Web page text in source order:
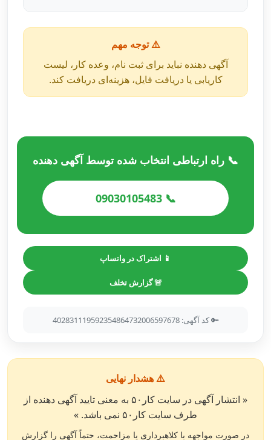
⚠️ توجه مهم
آگهی دهنده نباید برای ثبت نام، وعده کار، لیست
کاریابی یا دریافت فایل، هزینه‌ای دریافت کند.
📞 راه ارتباطی انتخاب شده توسط آگهی دهنده
📞 09030105483
📱 اشتراک در واتساپ
🚨 گزارش تخلف
🔑 کد آگهی: 402831119592354864732006597678
⚠️ هشدار نهایی
« انتشار آگهی در سایت کار۵۰ به معنی تایید آگهی دهنده از
طرف سایت کار۵۰ نمی باشد. »
در صورت مواجهه با کلاهبرداری یا مزاحمت، حتماً آگهی را گزارش